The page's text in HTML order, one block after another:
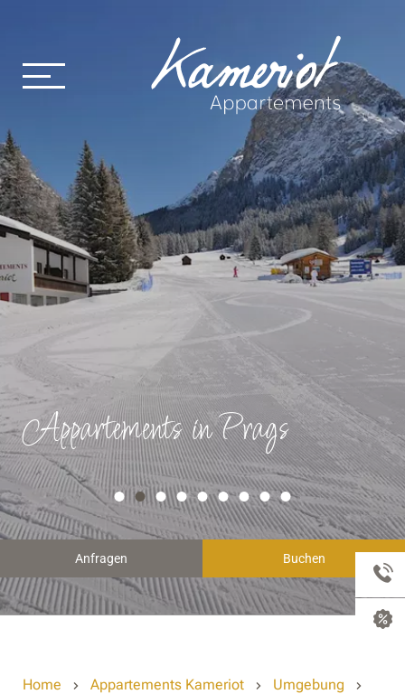
Appartements in Prags
Anfragen Buchen
Home Appartements Kameriot
Umgebung